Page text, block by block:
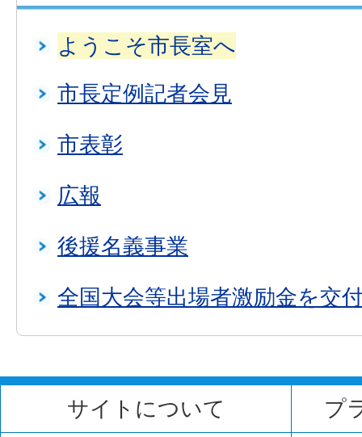
ようこそ市長室へ
市長定例記者会見
市表彰
広報
後援名義事業
全国大会等出場者激励金を交
サイトについて
プ